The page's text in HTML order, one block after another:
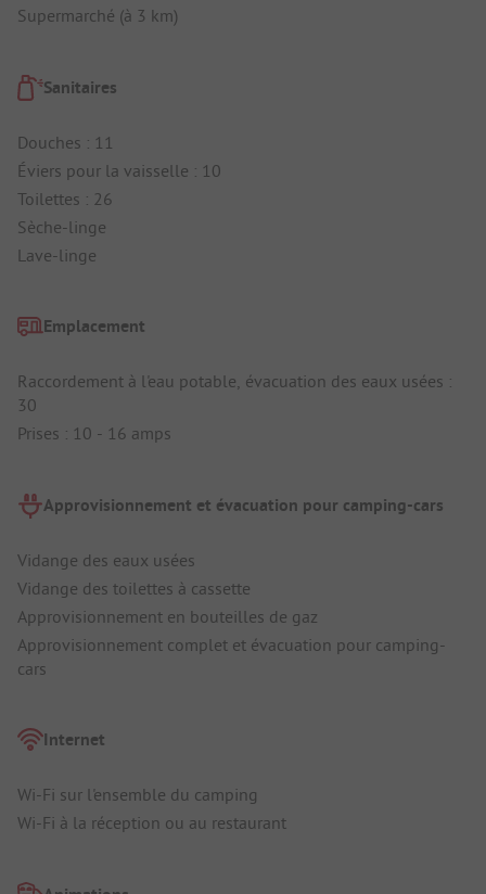
Supermarché (à 3 km)
Sanitaires
Douches : 11
Éviers pour la vaisselle : 10
Toilettes : 26
Sèche-linge
Lave-linge
Emplacement
Raccordement à l'eau potable, évacuation des eaux usées :
30
Prises : 10 - 16 amps
Approvisionnement et évacuation pour camping-cars
Vidange des eaux usées
Vidange des toilettes à cassette
Approvisionnement en bouteilles de gaz
Approvisionnement complet et évacuation pour camping-
cars
Internet
Wi-Fi sur l'ensemble du camping
Wi-Fi à la réception ou au restaurant